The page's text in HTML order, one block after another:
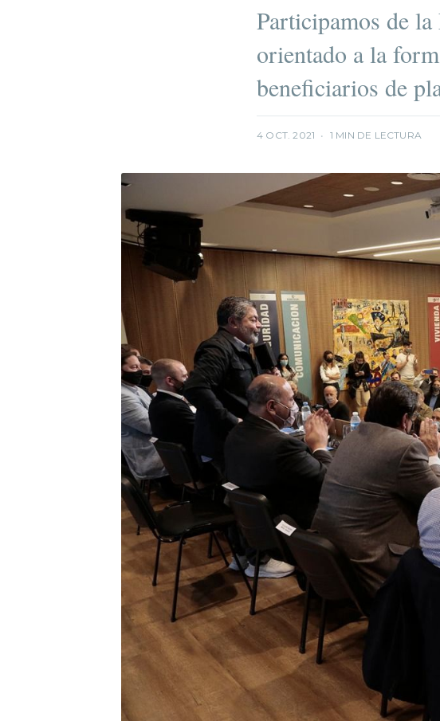
Participamos de
orientado a la
beneficiarios de
4 OCT. 2021 • 1 MIN DE LECTURA